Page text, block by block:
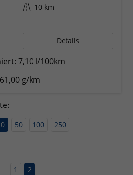
Kilometerstand 10 km
Details
7,10 l/100km
g/km
50 100 250
1 2